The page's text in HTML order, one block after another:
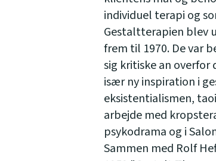
individuel terapi og
Gestaltterapien blev
frem til 1970. De var
sig kritiske an
især ny inspiration i
eksistentialismen,
arbejde med
psykodrama og i
Sammen med Rolf